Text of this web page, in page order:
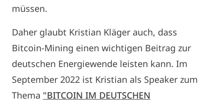
müssen.
Daher glaubt Kristian Kläger auch, dass
Bitcoin-Mining einen wichtigen Beitrag zur
deutschen Energiewende leisten kann. Im
September 2022 ist Kristian als Speaker zum
Thema "BITCOIN IM DEUTSCHEN